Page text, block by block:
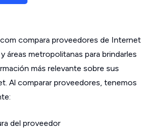
compara proveedores de Internet
áreas metropolitanas para brindarles
más relevante sobre sus
Al comparar proveedores, tenemos
del proveedor